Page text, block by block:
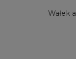
Wałek